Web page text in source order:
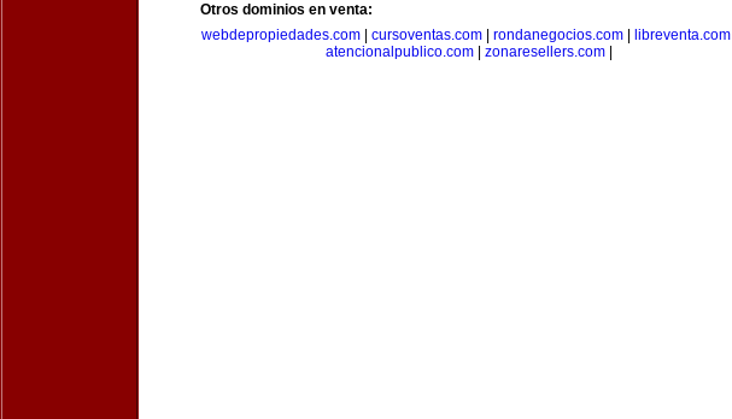
Otros dominios en venta:
webdepropiedades.com| cursoventas.com| rondanegocios.com| libreventa.com|
atencionalpublico.com
zonaresellers.com